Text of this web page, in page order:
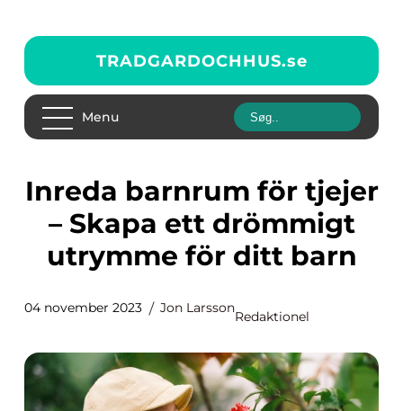
TRADGARDOCHHUS.se
Menu
Inreda barnrum för tjejer
– Skapa ett drömmigt
utrymme för ditt barn
04 november 2023 Jon Larsson
Redaktionel